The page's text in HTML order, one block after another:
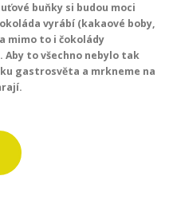
buňky si budou moci
vyrábí (kakaové boby,
mimo to i čokolády
Aby to všechno nebylo tak
gastrosvěta a mrkneme na